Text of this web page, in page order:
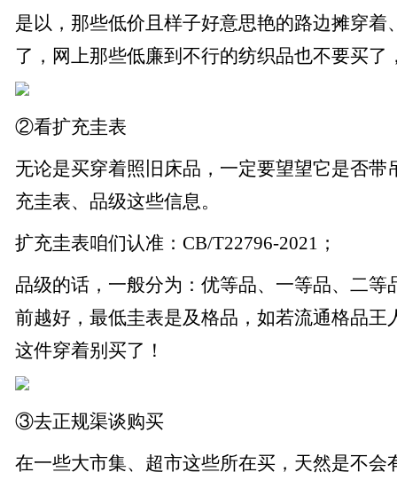
是以，那些低价且样子好意思艳的路边摊穿着
了，网上那些低廉到不行的纺织品也不要买了
②看扩充圭表
无论是买穿着照旧床品，一定要望望它是否带
充圭表、品级这些信息。
扩充圭表咱们认准：CB/T22796-2021；
品级的话，一般分为：优等品、一等品、二等
前越好，最低圭表是及格品，如若流通格品王
这件穿着别买了！
③去正规渠谈购买
在一些大市集、超市这些所在买，天然是不会